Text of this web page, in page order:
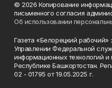
© 2026 Копирование
письменного согласия
Об использовании
Газета «Белорецкий рабочий»
Управлении Федеральной
информационных технологий
Республике Башкортостан.
02 - 01795 от 19.05.2025 г.